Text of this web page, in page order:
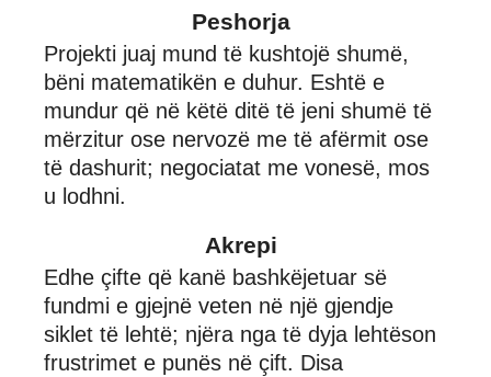
Peshorja
Projekti juaj mund të kushtojë shumë,
bëni matematikën e duhur. Eshtë e
mundur që në këtë ditë të jeni shumë të
mërzitur ose nervozë me të afërmit ose
të dashurit; negociatat me vonesë, mos
u lodhni.
Akrepi
Edhe çifte që kanë bashkëjetuar së
fundmi e gjejnë veten në një gjendje
siklet të lehtë; njëra nga të dyja lehtëson
frustrimet e punës në çift. Disa